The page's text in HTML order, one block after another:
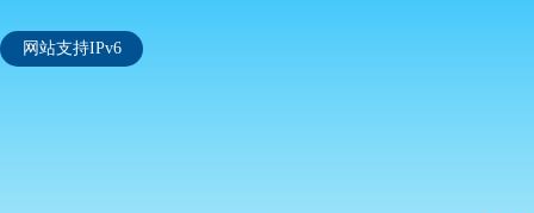
网站支持IPv6